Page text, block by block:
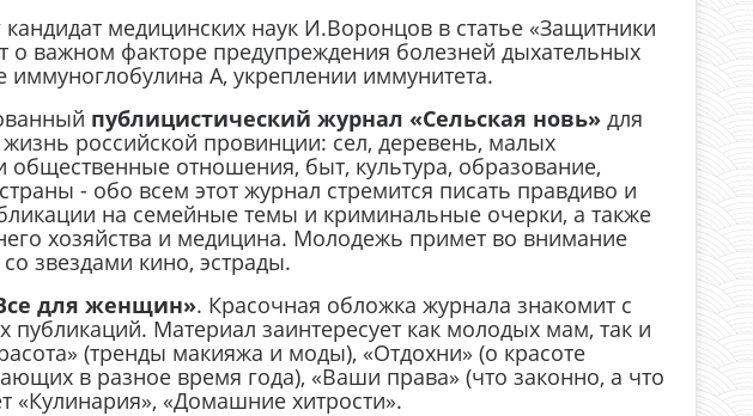
медицинских наук И.Воронцов в статье «Защитники
о важном факторе предупреждения болезней дыхательных
иммуноглобулина А, укреплении иммунитета.
публицистический журнал «Сельская новь»для
жизнь российской провинции: сел, деревень, малых
общественные отношения, быт, культура, образование,
- обо всем этот журнал стремится писать правдиво и
на семейные темы и криминальные очерки, а также
хозяйства и медицина. Молодежь примет во внимание
звездами кино, эстрады.
для женщин». Красочная обложка журнала знакомит с
публикаций. Материал заинтересует как молодых мам, так и
(тренды макияжа и моды), «Отдохни» (о красоте
в разное время года), «Ваши права» (что законно, а что
«Кулинария», «Домашние хитрости».